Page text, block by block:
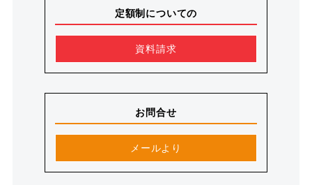
定額制についての
資料請求
お問合せ
メールより